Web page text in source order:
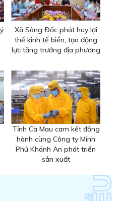
Xã Sông Đốc phát huy lợi
thế kinh tế biển, tạo động
lực tăng trưởng địa phương
Tỉnh Cà Mau cam kết đồng
hành cùng Công ty Minh
Phú Khánh An phát triển
sản xuất